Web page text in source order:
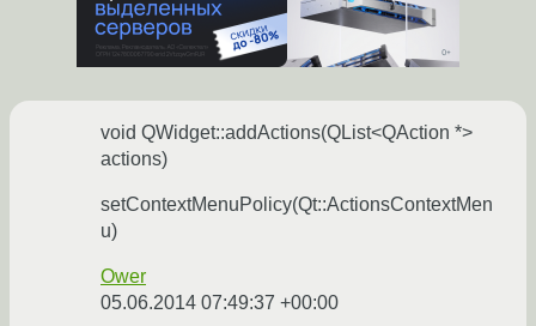
void QWidget::addActions(QList<QAction *>
actions)
setContextMenuPolicy(Qt::ActionsContextMen
u)
Ower
05.06.2014 07:49:37 +00:00